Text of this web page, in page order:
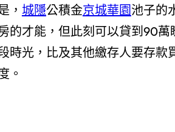
， 城隱公積金京城華園池子的
的才能，但此刻可以貸到90
時光，比及其他繳存人要存款
。